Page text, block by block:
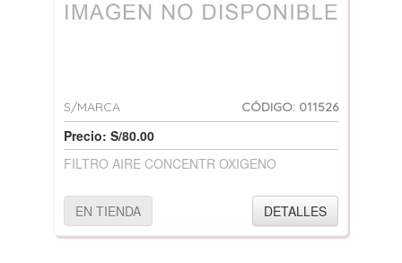
S/MARCA CÓDIGO: 011526
Precio: S/80.00
FILTRO AIRE CONCENTR OXIGENO
EN TIENDA DETALLES